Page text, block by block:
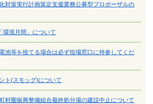
対策実行計画策定支援業務公募型プロポーザルの
環境月間」について
池等を捨てる場合は必ず役場窓口に持参してくだ
ト(スモッグ)について
村圏振興整備組合最終処分場の建設中止について